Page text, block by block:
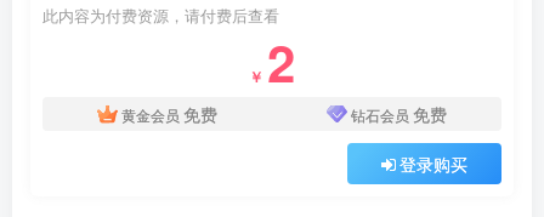
此内容为付费资源，请付费后查看
￥ 2
黄金会员 免费 钻石会员 免费
登录购买